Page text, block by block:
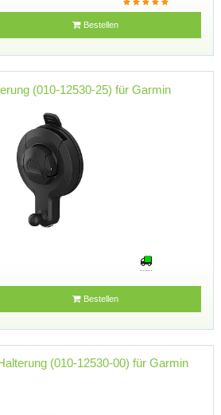
Bestellen
(010-12530-25) für Garmin
Bestellen
(010-12530-00) für Garmin